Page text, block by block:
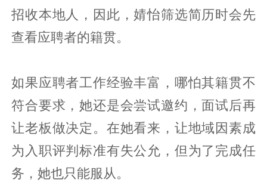
招收本地人，因此，婧怡筛选简历时会先
查看应聘者的籍贯。
如果应聘者工作经验丰富，哪怕其籍贯不
符合要求，她还是会尝试邀约，面试后再
让老板做决定。在她看来，让地域因素成
为入职评判标准有失公允，但为了完成任
务，她也只能服从。